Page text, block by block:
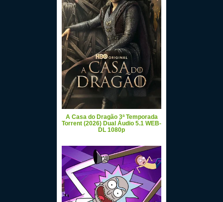
A Casa do Dragão 3ª Temporada
Torrent (2026) Dual Áudio 5.1 WEB-
DL 1080p